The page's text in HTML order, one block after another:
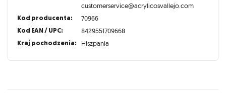
customerservice@acrylicosvallejo.com
Kod producenta: 70966
Kod EAN / UPC: 8429551709668
Kraj pochodzenia: Hiszpania